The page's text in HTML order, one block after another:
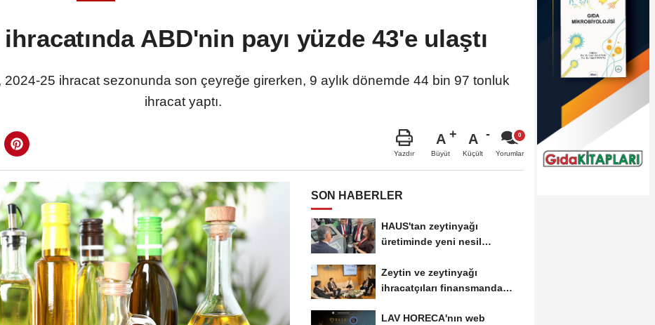
ABD'nin payı yüzde 43'e ulaştı
2024-25 ihracat sezonunda son çeyreğe girerken, 9 aylık dönemde 44 bin 97 tonluk
ihracat yaptı.
Yazdır
A
Büyüt
A
Küçült Yorumlar
SON HABERLER
HAUS'tan zeytinyağı
üretiminde yeni nesil
Zeytin ve zeytinyağı
ihracatçıları finansmanda
LAV HORECA'nın web